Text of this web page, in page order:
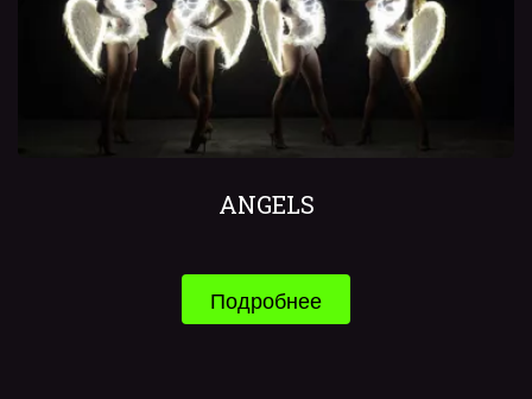
ANGELS
Подробнее